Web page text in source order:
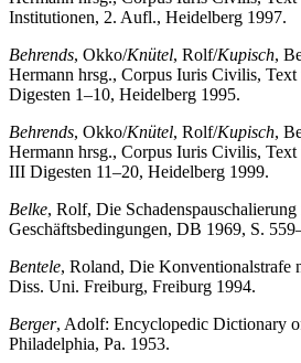
Institutionen, 2. Aufl., Heidelberg 1997.
Behrends, Okko/Knütel, Rolf/Kupisch,
Hermann hrsg., Corpus Iuris Civilis,
Digesten 1–10, Heidelberg 1995.
Behrends, Okko/Knütel, Rolf/Kupisch,
Hermann hrsg., Corpus Iuris Civilis, Text
III Digesten 11–20, Heidelberg 1999.
Belke, Rolf, Die
Geschäftsbedingungen, DB 1969, S.
Bentele, Roland, Die Konventionalstrafe
Diss. Uni. Freiburg, Freiburg 1994.
Berger, Adolf: Encyclopedic Dictionary
Philadelphia, Pa. 1953.